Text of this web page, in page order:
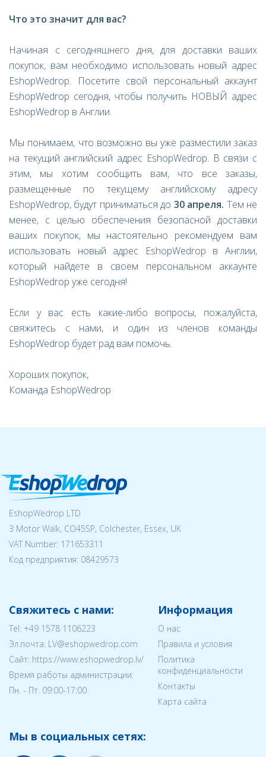
Что это значит для вас?
Начиная с сегодняшнего дня, для доставки ваших
покупок, вам необходимо использовать новый адрес
EshopWedrop. Посетите свой персональный аккаунт
EshopWedrop сегодня, чтобы получить НОВЫЙ адрес
EshopWedrop в Англии.
Мы понимаем, что возможно вы уже разместили заказ
на текущий английский адрес EshopWedrop. В связи с
этим, мы хотим сообщить вам, что все заказы,
размещенные по текущему английскому адресу
EshopWedrop, будут приниматься до 30 апреля. Тем не
менее, с целью обеспечения безопасной доставки
ваших покупок, мы настоятельно рекомендуем вам
использовать новый адрес EshopWedrop в Англии,
который найдете в своем персональном аккаунте
EshopWedrop уже сегодня!
Если у вас есть какие-либо вопросы, пожалуйста,
свяжитесь с нами, и один из членов команды
EshopWedrop будет рад вам помочь.
Хороших покупок,
Команда EshopWedrop
EshopWedrop LTD
3 Motor Walk, CO45SP, Colchester, Essex, UK
VAT Number: 171653311
Код предприятия: 08429573
Свяжитесь с нами:
Tel: +49 1578 1106223
Эл.почта: LV@eshopwedrop.com
Cайт: https://www.eshopwedrop.lv/
Время работы администрации:
Пн. - Пт. 09:00-17:00
Информация
О нас
Правила и условия
Политика
конфиденциальности
Контакты
Карта сайта
Мы в социальных сетях: